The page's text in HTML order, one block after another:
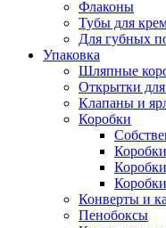
Флаконы
Тубы для
Для губных
Упаковка
Шляпные
Открытки
Клапаны и
Коробки
Конверты и
Пенобоксы